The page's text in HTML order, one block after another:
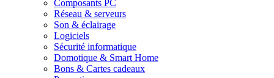
Composants PC
Réseau & serveurs
Son & éclairage
Logiciels
Sécurité informatique
Domotique & Smart Home
Bons & Cartes cadeaux